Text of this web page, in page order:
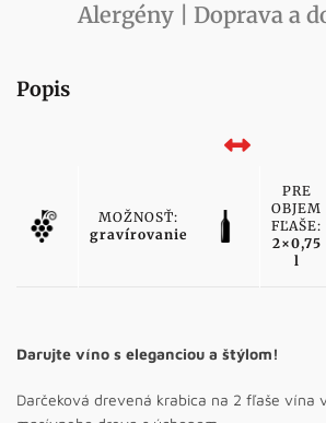
Alergény | Doprava a
Popis
MOŽNOSŤ:
gravírovanie
PRE
OBJEM
FĽAŠE:
2×0,75
l
Darujte víno s eleganciou a štýlom!
Darčeková drevená krabica na 2 fľaše vína